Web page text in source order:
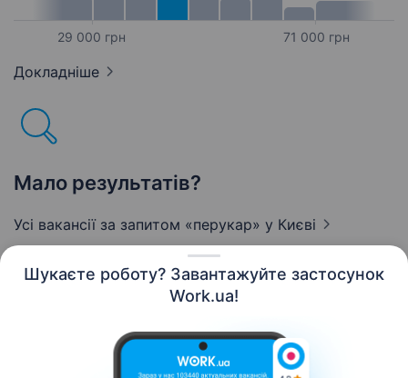
Шукаєте роботу? Завантажуйте застосунок
Work.ua!
29 000 грн 71 000 грн
Докладніше
Мало результатів?
Усі вакансії за запитом «перукар» у Києві